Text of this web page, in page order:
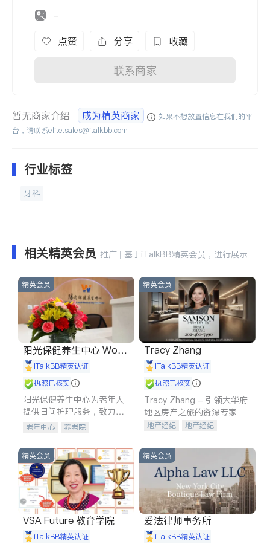
-
点赞 分享 收藏
联系商家
暂无商家介绍 成为精英商家
如果不想放置信息在我们的平
台，请联系elite.sales@italkbb.com
行业标签
牙科
相关精英会员 推广 | 基于iTalkBB精英会员，进行展示
精英会员
阳光保健养生中心 World
shine
iTalkBB精英认证
执照已核实
阳光保健养生中心为老年人
提供日间护理服务，致力于
通过持续的护理创新来有效
老年中心 养老院
精英会员
Tracy Zhang
iTalkBB精英认证
执照已核实
Tracy Zhang - 引领大华府
地区房产之旅的资深专家
地产经纪
地产经纪
商铺租售
精英会员
VSA Future 教育学院
iTalkBB精英认证
精英会员
爱法律师事务所
iTalkBB精英认证